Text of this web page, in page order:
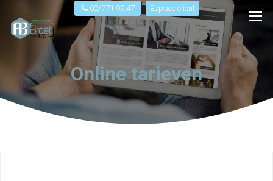
02/771.99.47 Espace client
Online tarieven